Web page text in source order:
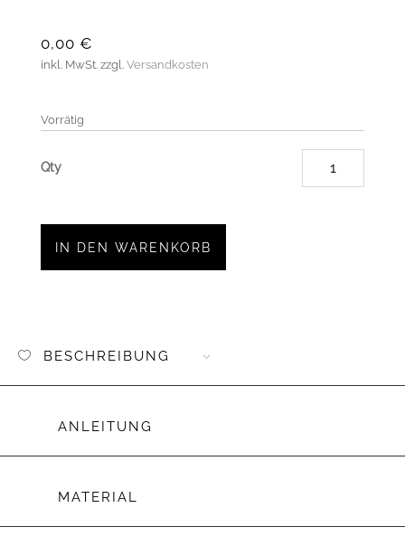
0,00 €
inkl. MwSt. zzgl. Versandkosten
Vorrätig
IN DEN WARENKORB
BESCHREIBUNG
ANLEITUNG
MATERIAL